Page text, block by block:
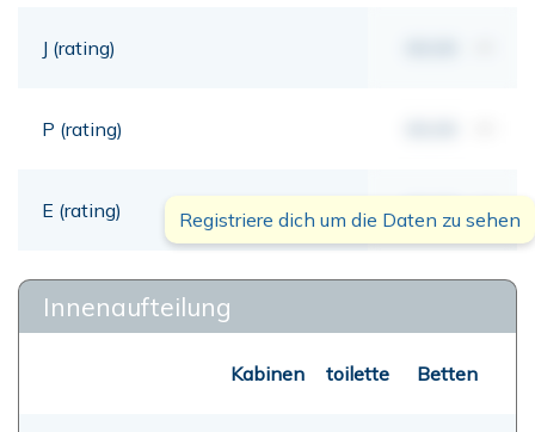
J (rating)
P (rating)
E (rating) 00,00 mt
Registriere dich um die Daten zu sehen
Innenaufteilung
Kabinen toilette Betten